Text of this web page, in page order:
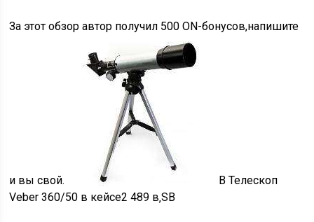
За этот обзор автор получил 500 ON-бонусов,напишите
и вы свой. ВТелескоп
Veber 360/50 в кейсе2 489 в‚Ѕ В